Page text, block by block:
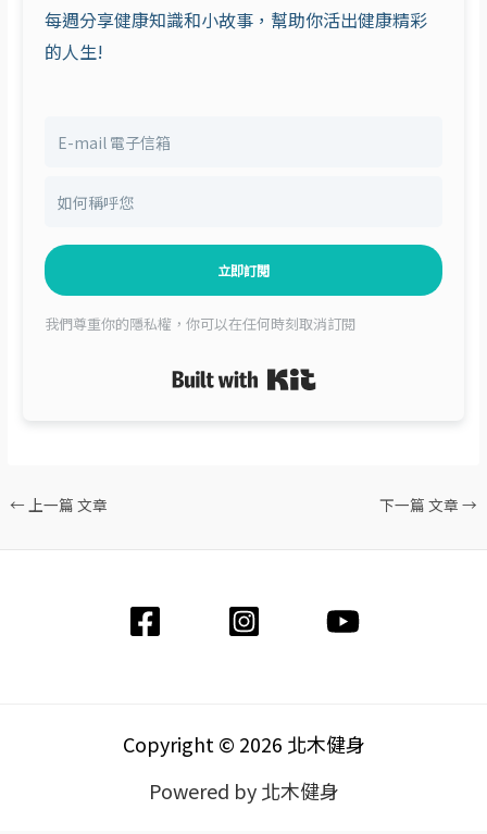
每週分享健康知識和小故事，幫助你活出健康精彩
的人生!
立即訂閱
我們尊重你的隱私權，你可以在任何時刻取消訂閱
← 上一篇 文章 下一篇 文章 →
Copyright © 2026 北木健身
Powered by 北木健身